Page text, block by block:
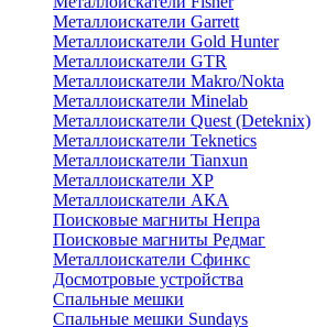
Металлоискатели Garrett
Металлоискатели Gold Hunter
Металлоискатели GTR
Металлоискатели Makro/Nokta
Металлоискатели Minelab
Металлоискатели Quest (Deteknix)
Металлоискатели Teknetics
Металлоискатели Tianxun
Металлоискатели XP
Металлоискатели АКА
Поисковые магниты Непра
Поисковые магниты Редмаг
Металлоискатели Сфинкс
Досмотровые устройства
Спальные мешки
Спальные мешки Sundays